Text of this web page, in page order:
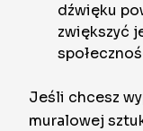
dźwięku
zwiększyć
Jeśli chcesz
muralowej